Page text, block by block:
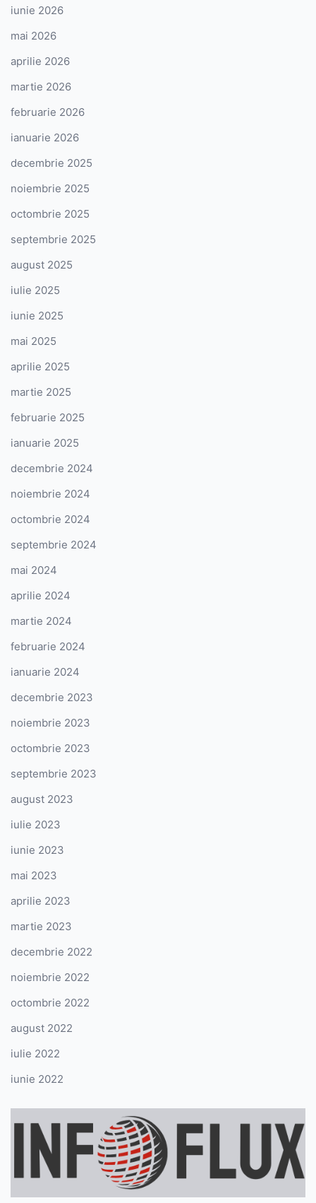
iunie 2026
mai 2026
aprilie 2026
martie 2026
februarie 2026
ianuarie 2026
decembrie 2025
noiembrie 2025
octombrie 2025
septembrie 2025
august 2025
iulie 2025
iunie 2025
mai 2025
aprilie 2025
martie 2025
februarie 2025
ianuarie 2025
decembrie 2024
noiembrie 2024
octombrie 2024
septembrie 2024
mai 2024
aprilie 2024
martie 2024
februarie 2024
ianuarie 2024
decembrie 2023
noiembrie 2023
octombrie 2023
septembrie 2023
august 2023
iulie 2023
iunie 2023
mai 2023
aprilie 2023
martie 2023
decembrie 2022
noiembrie 2022
octombrie 2022
august 2022
iulie 2022
iunie 2022